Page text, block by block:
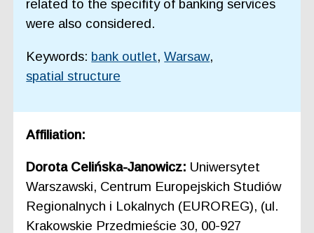
related to the specifity of banking services
were also considered.
Keywords: bank outlet,Warsaw,
spatial structure
Affiliation:
Dorota Celińska-Janowicz: Uniwersytet
Warszawski, Centrum Europejskich Studiów
Regionalnych i Lokalnych (EUROREG), (ul.
Krakowskie Przedmieście 30, 00-927